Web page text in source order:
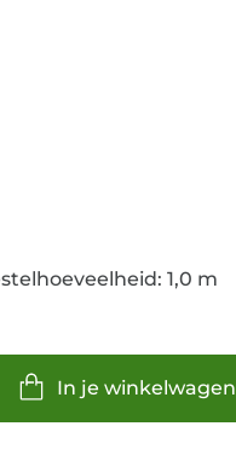
1,0 m
In je winkelwagen